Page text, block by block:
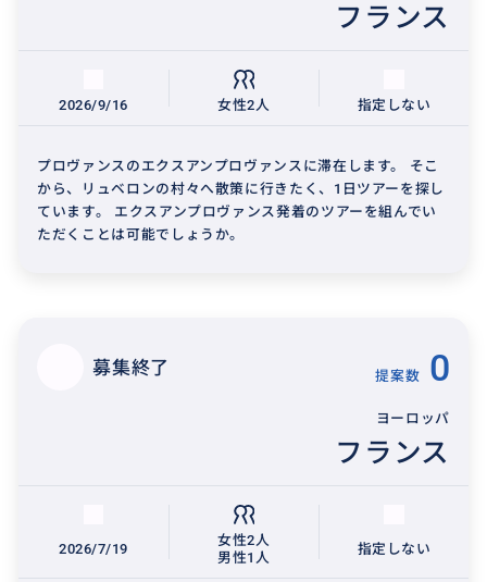
フランス
2026/9/16 女性2人 指定しない
プロヴァンスのエクスアンプロヴァンスに滞在します。 そこ
から、リュベロンの村々へ散策に行きたく、1日ツアーを探し
ています。 エクスアンプロヴァンス発着のツアーを組んでい
ただくことは可能でしょうか。
募集終了 提案数 0
ヨーロッパ
フランス
2026/7/19
女性2人
男性1人
指定しない